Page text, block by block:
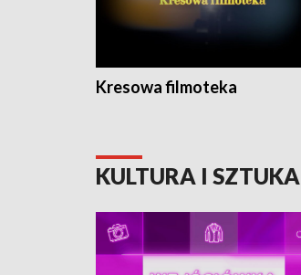
Kresowa filmoteka
KULTURA I SZTUKA